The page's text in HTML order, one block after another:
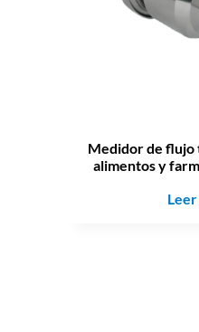
Medidor de flujo
alimentos y
Leer